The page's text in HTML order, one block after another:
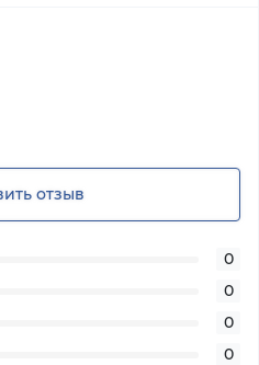
отзыв
0
0
0
0